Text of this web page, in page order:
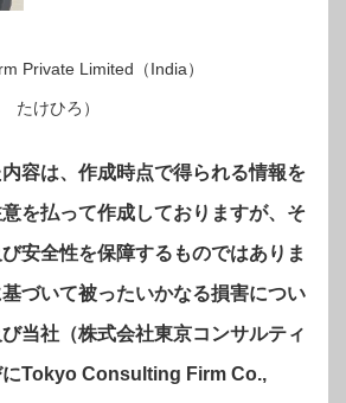
Private Limited（India）
たけひろ）
容は、作成時点で得られる情報を
を払って作成しておりますが、そ
安全性を保障するものではありま
づいて被ったいかなる損害につい
当社（株式会社東京コンサルティ
にTokyo Consulting Firm Co.,